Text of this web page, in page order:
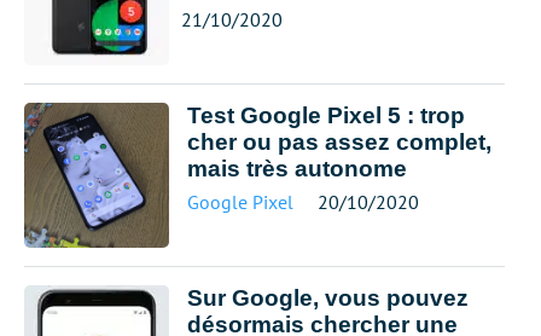
21/10/2020
Test Google Pixel 5 : trop
cher ou pas assez complet,
mais très autonome
Google Pixel 20/10/2020
Sur Google, vous pouvez
désormais chercher une